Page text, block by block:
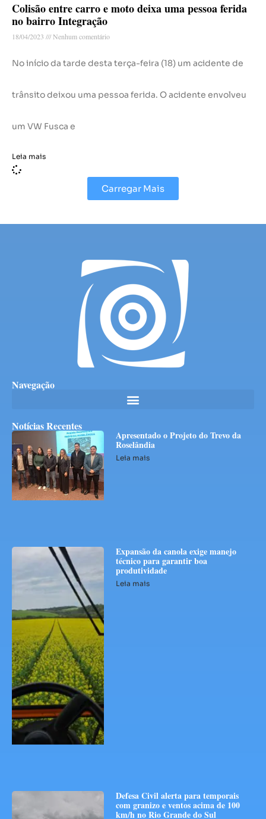
Colisão entre carro e moto deixa uma pessoa ferida
no bairro Integração
18/04/2023 Nenhum comentário
No início da tarde desta terça-feira (18) um acidente de
trânsito deixou uma pessoa ferida. O acidente envolveu
um VW Fusca e
Leia mais
Carregar Mais
Navegação
Notícias Recentes
Apresentado o Projeto do Trevo da
Roselândia
Leia mais
Expansão da canola exige manejo
técnico para garantir boa
produtividade
Leia mais
Defesa Civil alerta para temporais
com granizo e ventos acima de 100
km/h no Rio Grande do Sul